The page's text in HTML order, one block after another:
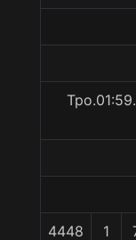
4448 1